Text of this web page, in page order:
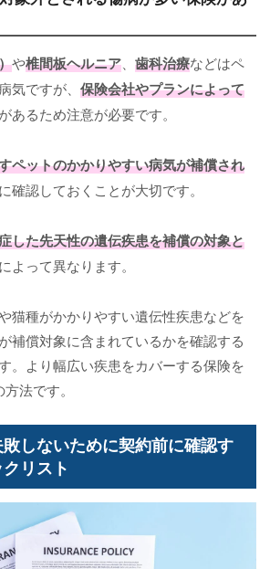
や椎間板ヘルニア 歯科治療などはペ
気ですが、 保険会社やプランによって
あるため注意が必要です。
ペットのかかりやすい病気が補償され
確認しておくことが大切です。
した先天性の遺伝疾患を補償の対象と
よって異なります。
猫種がかかりやすい遺伝性疾患などを
補償対象に含まれているかを確認する
。より幅広い疾患をカバーする保険を
法です。
しないために契約前に確認す
リスト